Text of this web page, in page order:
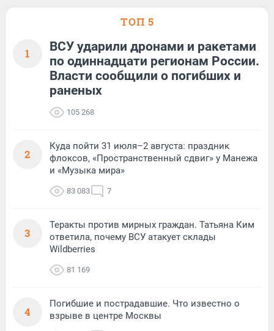
ТОП 5
1
ВСУ ударили дронами и ракетами
по одиннадцати регионам России.
Власти сообщили о погибших и
раненых
105 268
2
Куда пойти 31 июля–2 августа: праздник
флоксов, «Пространственный сдвиг» у Манежа
и «Музыка мира»
83 083 7
3
Теракты против мирных граждан. Татьяна Ким
ответила, почему ВСУ атакует склады
Wildberries
81 169
4
Погибшие и пострадавшие. Что известно о
взрыве в центре Москвы